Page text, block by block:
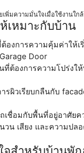
เพิ่มความมั่นใจเมื่อใช้งานใก
เหมาะกับบ้าน
องการความคุ้มค่าให้เ
Door
ที่ต้องการความโปร่งใ
รผิวเรียบกลืนกับ
เชื่อมกับพื้นที่อยู่อาศัยค
น เสียง และความปล